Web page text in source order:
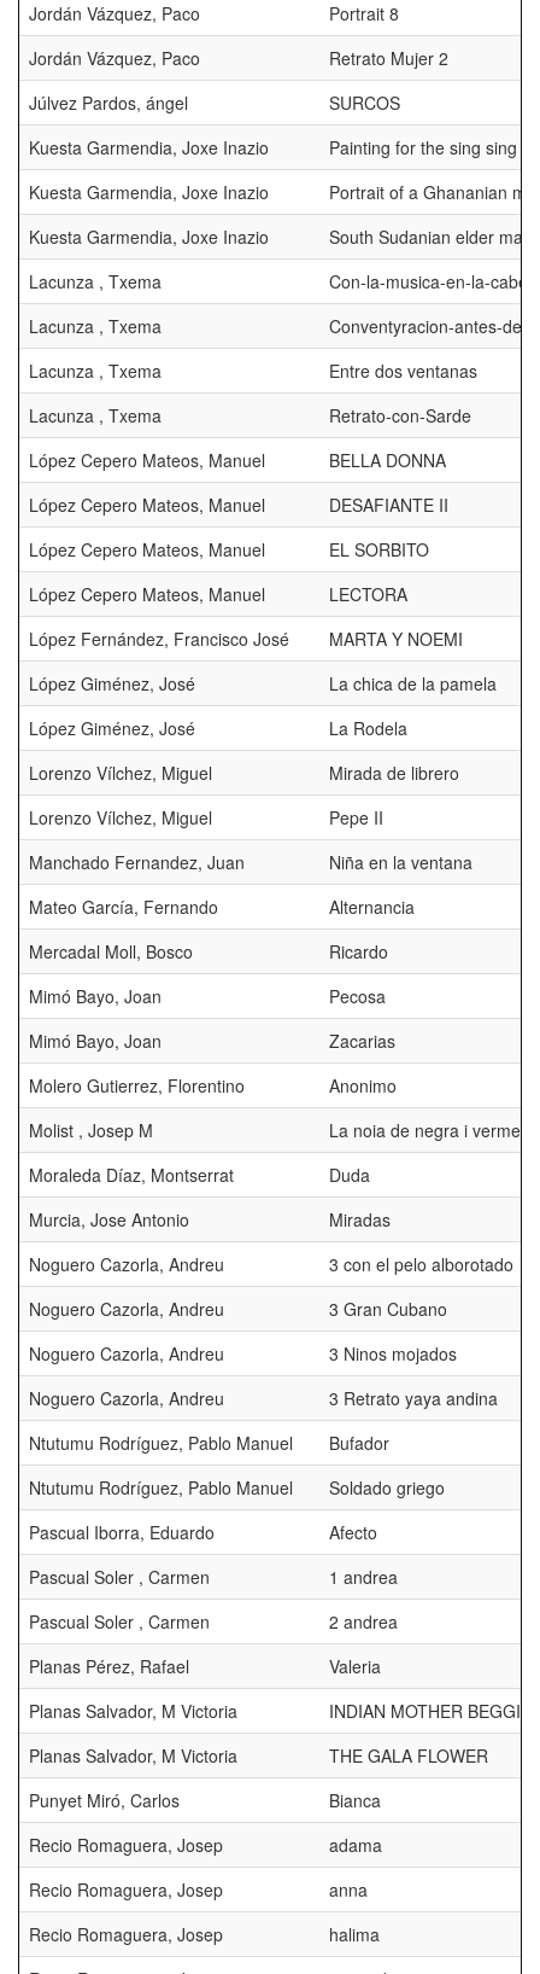
Jordán Vázquez, Paco
Portrait 8
Jordán Vázquez, Paco
Retrato Mujer 2
Júlvez Pardos, ángel
SURCOS
Kuesta Garmendia, Joxe Inazio
Painting for the sing sing
Kuesta Garmendia, Joxe Inazio
Portrait of a Ghananian
Kuesta Garmendia, Joxe Inazio
South Sudanian elder man
Lacunza , Txema
Con-la-musica-en-la-
Lacunza , Txema
Conventyracion-antes-de-
Lacunza , Txema
Entre dos ventanas
Lacunza , Txema
Retrato-con-Sarde
López Cepero Mateos, Manuel
BELLA DONNA
López Cepero Mateos, Manuel
DESAFIANTE II
López Cepero Mateos, Manuel
EL SORBITO
López Cepero Mateos, Manuel
LECTORA
López Fernández, Francisco José
MARTA Y NOEMI
López Giménez, José
La chica de la pamela
López Giménez, José
La Rodela
Lorenzo Vílchez, Miguel
Mirada de librero
Lorenzo Vílchez, Miguel
Pepe II
Manchado Fernandez, Juan
Niña en la ventana
Mateo García, Fernando
Alternancia
Mercadal Moll, Bosco
Ricardo
Mimó Bayo, Joan
Pecosa
Mimó Bayo, Joan
Zacarias
Molero Gutierrez, Florentino
Anonimo
Molist , Josep M
La noia de negra i vermell
Moraleda Díaz, Montserrat
Duda
Murcia, Jose Antonio
Miradas
Noguero Cazorla, Andreu
3 con el pelo alborotado
Noguero Cazorla, Andreu
3 Gran Cubano
Noguero Cazorla, Andreu
3 Ninos mojados
Noguero Cazorla, Andreu
3 Retrato yaya andina
Ntutumu Rodríguez, Pablo Manuel
Bufador
Ntutumu Rodríguez, Pablo Manuel
Soldado griego
Pascual Iborra, Eduardo
Afecto
Pascual Soler , Carmen
1 andrea
Pascual Soler , Carmen
2 andrea
Planas Pérez, Rafael
Valeria
Planas Salvador, M Victoria
INDIAN MOTHER
Planas Salvador, M Victoria
THE GALA FLOWER
Punyet Miró, Carlos
Bianca
Recio Romaguera, Josep
adama
Recio Romaguera, Josep
anna
Recio Romaguera, Josep
halima